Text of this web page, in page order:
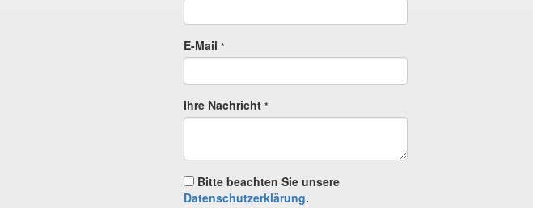
E-Mail *
Ihre Nachricht *
Bitte beachten Sie unsere
Datenschutzerklärung.